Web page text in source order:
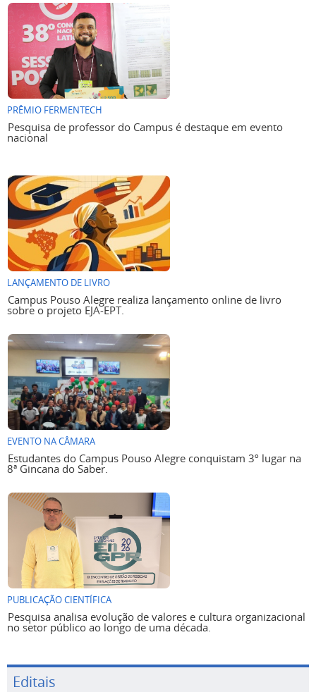
PRÊMIO FERMENTECH
Pesquisa de professor do Campus é destaque em evento
nacional
LANÇAMENTO DE LIVRO
Campus Pouso Alegre realiza lançamento online de livro
sobre o projeto EJA-EPT.
EVENTO NA CÂMARA
Estudantes do Campus Pouso Alegre conquistam 3º lugar na
8ª Gincana do Saber.
PUBLICAÇÃO CIENTÍFICA
Pesquisa analisa evolução de valores e cultura organizacional
no setor público ao longo de uma década.
Editais